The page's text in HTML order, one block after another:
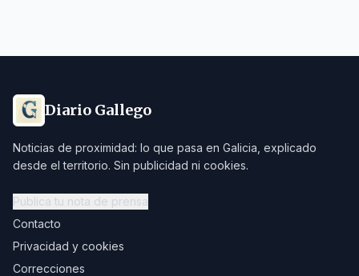
Diario Gallego
Noticias de proximidad: lo que pasa en Galicia, explicado
desde el territorio. Sin publicidad ni cookies.
Publica tu nota de prensa
Contacto
Privacidad y cookies
Correcciones